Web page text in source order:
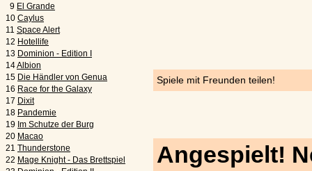
9 El Grande
10 Caylus
11 Space Alert
12 Hotellife
13 Dominion - Edition I
14Albion
15 Die Händler von Genua
16 Race for the Galaxy
17 Dixit
18 Pandemie
19 Im Schutze der Burg
20 Macao
21 Thunderstone
22 Mage Knight - Das Brettspiel
Spiele mit Freunden teilen!
Angespielt!